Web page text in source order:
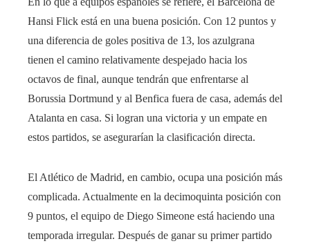
Hansi Flick está en una buena posición. Con 12 puntos y
una diferencia de goles positiva de 13, los azulgrana
tienen el camino relativamente despejado hacia los
octavos de final, aunque tendrán que enfrentarse al
Borussia Dortmund y al Benfica fuera de casa, además del
Atalanta en casa. Si logran una victoria y un empate en
estos partidos, se asegurarían la clasificación directa.
El Atlético de Madrid, en cambio, ocupa una posición más
complicada. Actualmente en la decimoquinta posición con
9 puntos, el equipo de Diego Simeone está haciendo una
temporada irregular. Después de ganar su primer partido